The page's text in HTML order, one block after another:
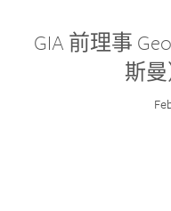
GIA 前理事
斯